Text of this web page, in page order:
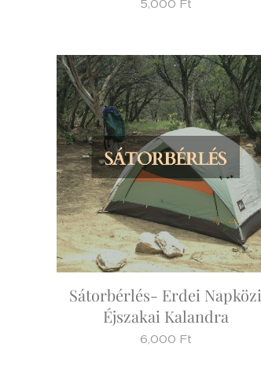
5,000 Ft
Sátorbérlés- Erdei Napközi
Éjszakai Kalandra
6,000 Ft